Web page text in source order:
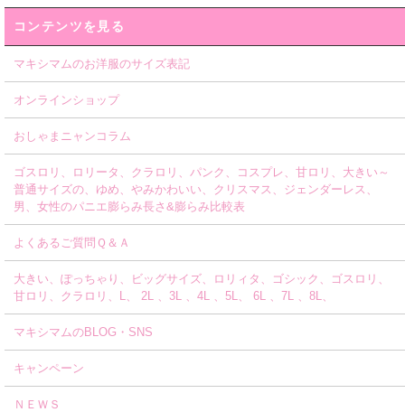
コンテンツを見る
マキシマムのお洋服のサイズ表記
オンラインショップ
おしゃまニャンコラム
ゴスロリ、ロリータ、クラロリ、パンク、コスプレ、甘ロリ、大きい～
普通サイズの、ゆめ、やみかわいい、クリスマス、ジェンダーレス、
男、女性のパニエ膨らみ長さ&膨らみ比較表
よくあるご質問Ｑ＆Ａ
大きい、ぽっちゃり、ビッグサイズ、ロリィタ、ゴシック、ゴスロリ、
甘ロリ、クラロリ、L、 2L 、3L 、4L 、5L、 6L 、7L 、8L、
マキシマムのBLOG・SNS
キャンペーン
ＮＥＷＳ